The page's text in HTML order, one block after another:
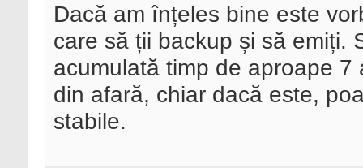
Dacă am înțeles bine este
care să ții backup și să emiți.
acumulată timp de aproape
din afară, chiar dacă este,
stabile.